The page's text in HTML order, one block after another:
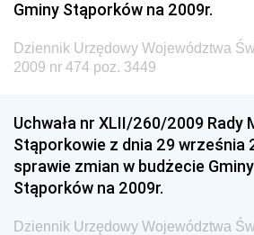
Społecznej
Dziennik Urzędowy Ministra
i Gospodarki Morskiej
Dziennik Urzędowy Ministra
Dziennik Urzędowy Centralnego
Antykorupcyjnego
Wewnętrznego
Gminy Stąporków na 2009r.
Dziennik Urzędowy Województwa
2009 nr 474 poz. 3449
Uchwała nr XLII/260/2009 Rady
Stąporkowie z dnia 29 września
sprawie zmian w budżecie Gminy
Stąporków na 2009r.
Dziennik Urzędowy Województwa